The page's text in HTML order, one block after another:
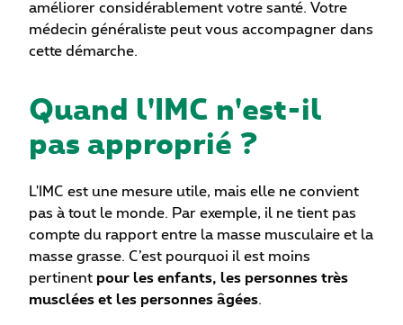
améliorer considérablement votre santé. Votre
médecin généraliste peut vous accompagner dans
cette démarche.
Quand l'IMC n'est-il
pas approprié ?
L'IMC est une mesure utile, mais elle ne convient
pas à tout le monde. Par exemple, il ne tient pas
compte du rapport entre la masse musculaire et la
masse grasse. C’est pourquoi il est moins
pertinent pour les enfants, les personnes très
musclées et les personnes âgées.